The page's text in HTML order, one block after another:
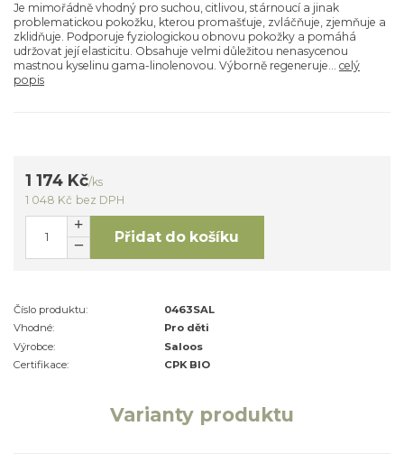
Je mimořádně vhodný pro suchou, citlivou, stárnoucí a jinak
problematickou pokožku, kterou promašťuje, zvláčňuje, zjemňuje a
zklidňuje. Podporuje fyziologickou obnovu pokožky a pomáhá
udržovat její elasticitu. Obsahuje velmi důležitou nenasycenou
mastnou kyselinu gama-linolenovou. Výborně regeneruje... celý
popis
1 174 Kč/ks
1 048 Kč bez DPH
Přidat do košíku
Číslo produktu:
0463SAL
Vhodné:
Pro děti
Výrobce:
Saloos
Certifikace:
CPK BIO
Varianty produktu